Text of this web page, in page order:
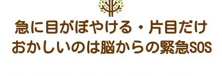
急に目がぼやける・片目だけ
おかしいのは脳からの緊急SOS